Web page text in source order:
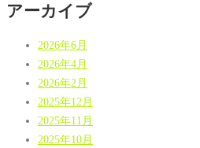
アーカイブ
2026年6月
2026年4月
2026年2月
2025年12月
2025年11月
2025年10月